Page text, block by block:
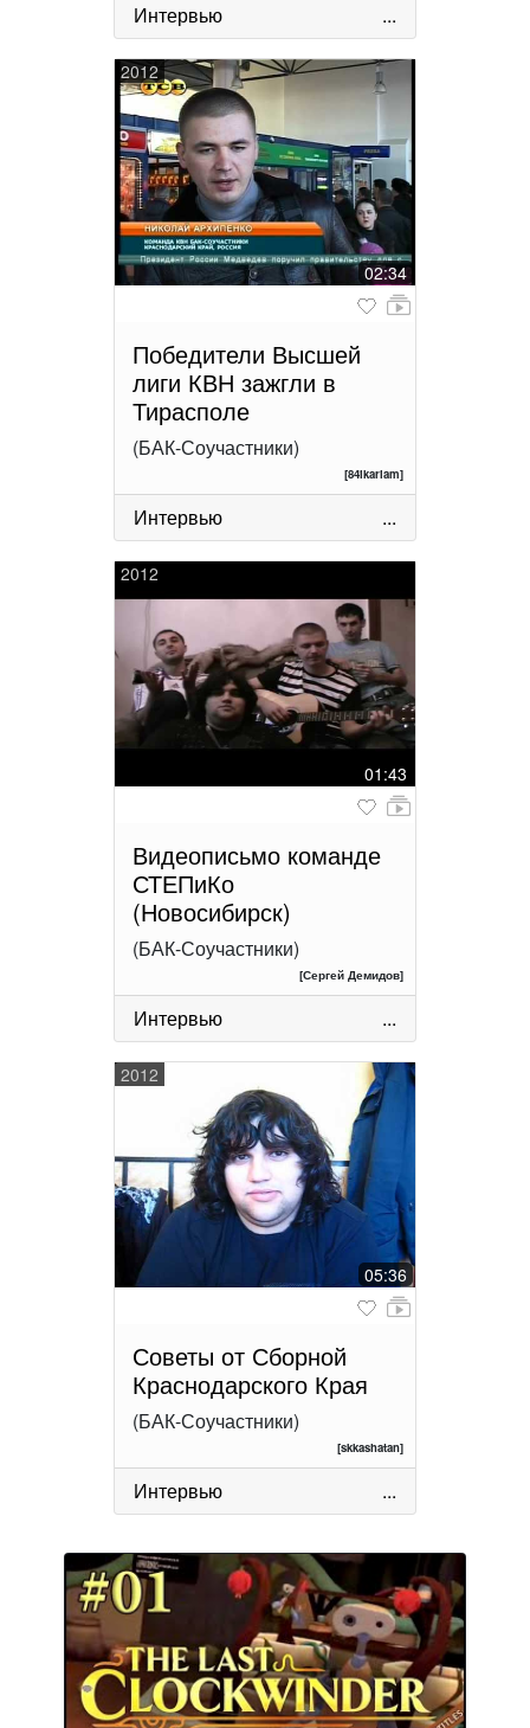
Интервью ...
2012
02:34
Победители Высшей
лиги КВН зажгли в
Тирасполе
(БАК-Соучастники)
[84ikariam]
Интервью ...
2012
01:43
Видеописьмо команде
СТЕПиКо
(Новосибирск)
(БАК-Соучастники)
[Сергей Демидов]
Интервью ...
2012
05:36
Советы от Сборной
Краснодарского Края
(БАК-Соучастники)
[skkashatan]
Интервью ...